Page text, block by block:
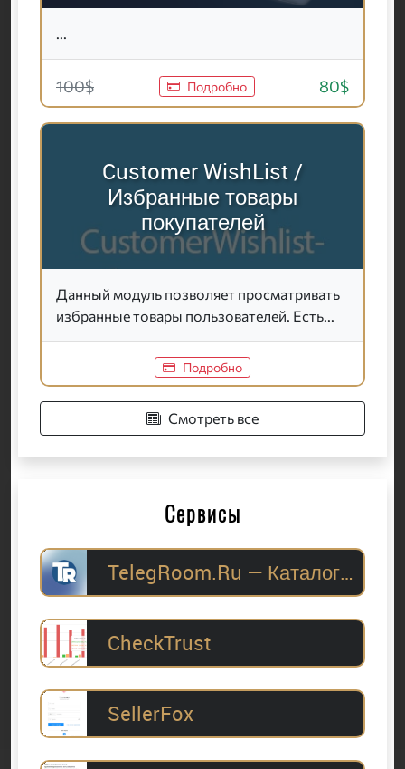
100$ Подробно 80$
Customer WishList /
Избранные товары
покупателей
Данный модуль позволяет просматривать
избранные товары пользователей. Есть...
Подробно
Смотреть все
Сервисы
TelegRoom.Ru — Каталог Telegram-каналов для
CheckTrust
SellerFox